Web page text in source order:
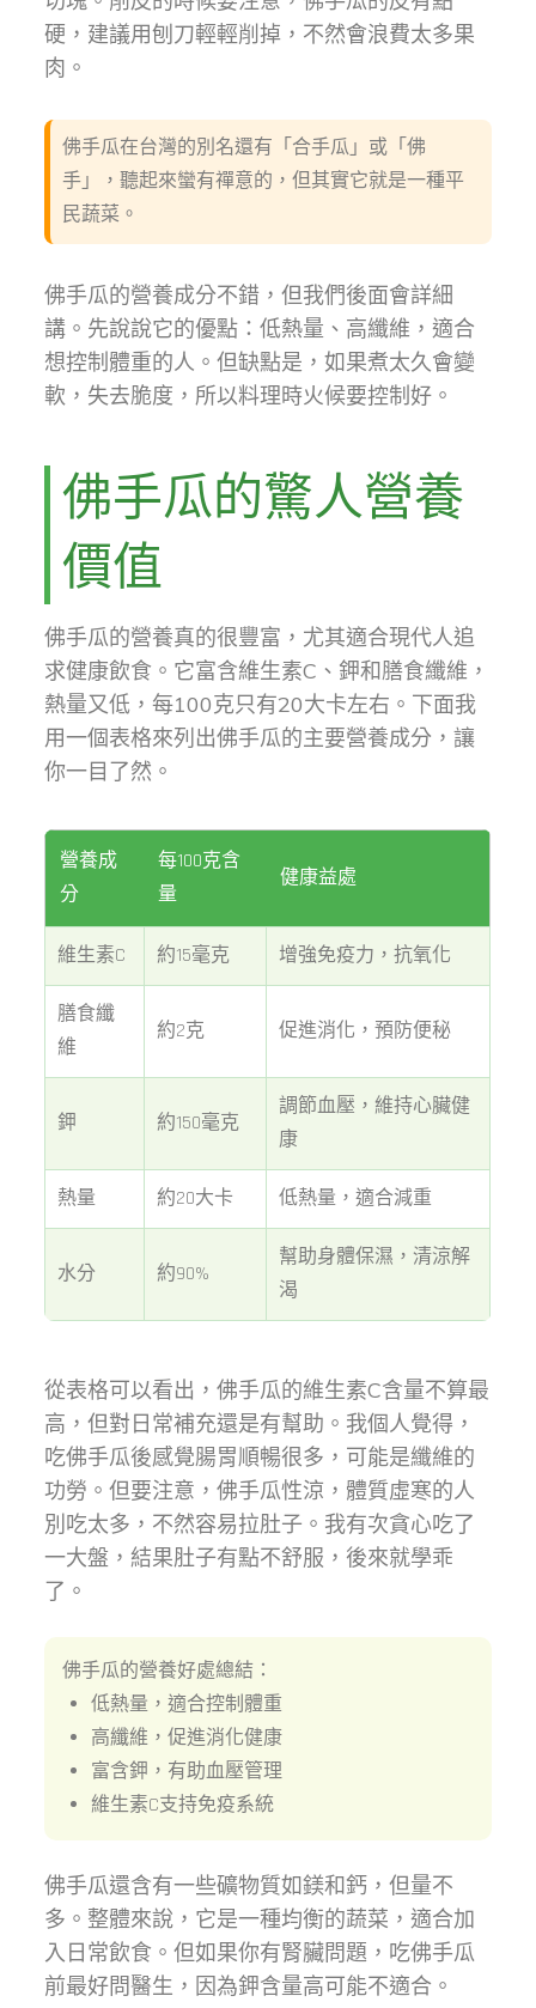
硬，建議用刨刀輕輕削掉，不然會浪費太多果
肉。
佛手瓜在台灣的別名還有「合手瓜」或「佛
手」，聽起來蠻有禪意的，但其實它就是一種平
民蔬菜。
佛手瓜的營養成分不錯，但我們後面會詳細
講。先說說它的優點：低熱量、高纖維，適合
想控制體重的人。但缺點是，如果煮太久會變
軟，失去脆度，所以料理時火候要控制好。
佛手瓜的驚人營養
價值
佛手瓜的營養真的很豐富，尤其適合現代人追
求健康飲食。它富含維生素C、鉀和膳食纖維，
熱量又低，每100克只有20大卡左右。下面我
用一個表格來列出佛手瓜的主要營養成分，讓
你一目了然。
營養成
分
每100克含
量
健康益處
維生素C 約15毫克 增強免疫力，抗氧化
膳食纖
維
約2克 促進消化，預防便秘
鉀 約150毫克
調節血壓，維持心臟健
康
熱量 約20大卡 低熱量，適合減重
水分 約90%
幫助身體保濕，清涼解
渴
從表格可以看出，佛手瓜的維生素C含量不算最
高，但對日常補充還是有幫助。我個人覺得，
吃佛手瓜後感覺腸胃順暢很多，可能是纖維的
功勞。但要注意，佛手瓜性涼，體質虛寒的人
別吃太多，不然容易拉肚子。我有次貪心吃了
一大盤，結果肚子有點不舒服，後來就學乖
了。
佛手瓜的營養好處總結：
低熱量，適合控制體重
高纖維，促進消化健康
富含鉀，有助血壓管理
維生素C支持免疫系統
佛手瓜還含有一些礦物質如鎂和鈣，但量不
多。整體來說，它是一種均衡的蔬菜，適合加
入日常飲食。但如果你有腎臟問題，吃佛手瓜
前最好問醫生，因為鉀含量高可能不適合。